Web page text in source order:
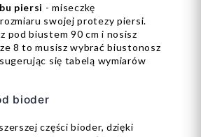
piersi - miseczkę
swojej protezy piersi.
pod biustem 90 cm i nosisz
8 to musisz wybrać biustonosz
się tabelą wymiarów
bioder
części bioder, dzięki